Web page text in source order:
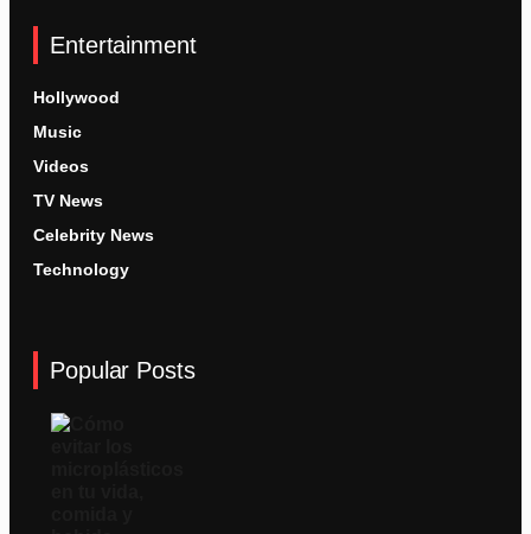
Entertainment
Hollywood
Music
Videos
TV News
Celebrity News
Technology
Popular Posts